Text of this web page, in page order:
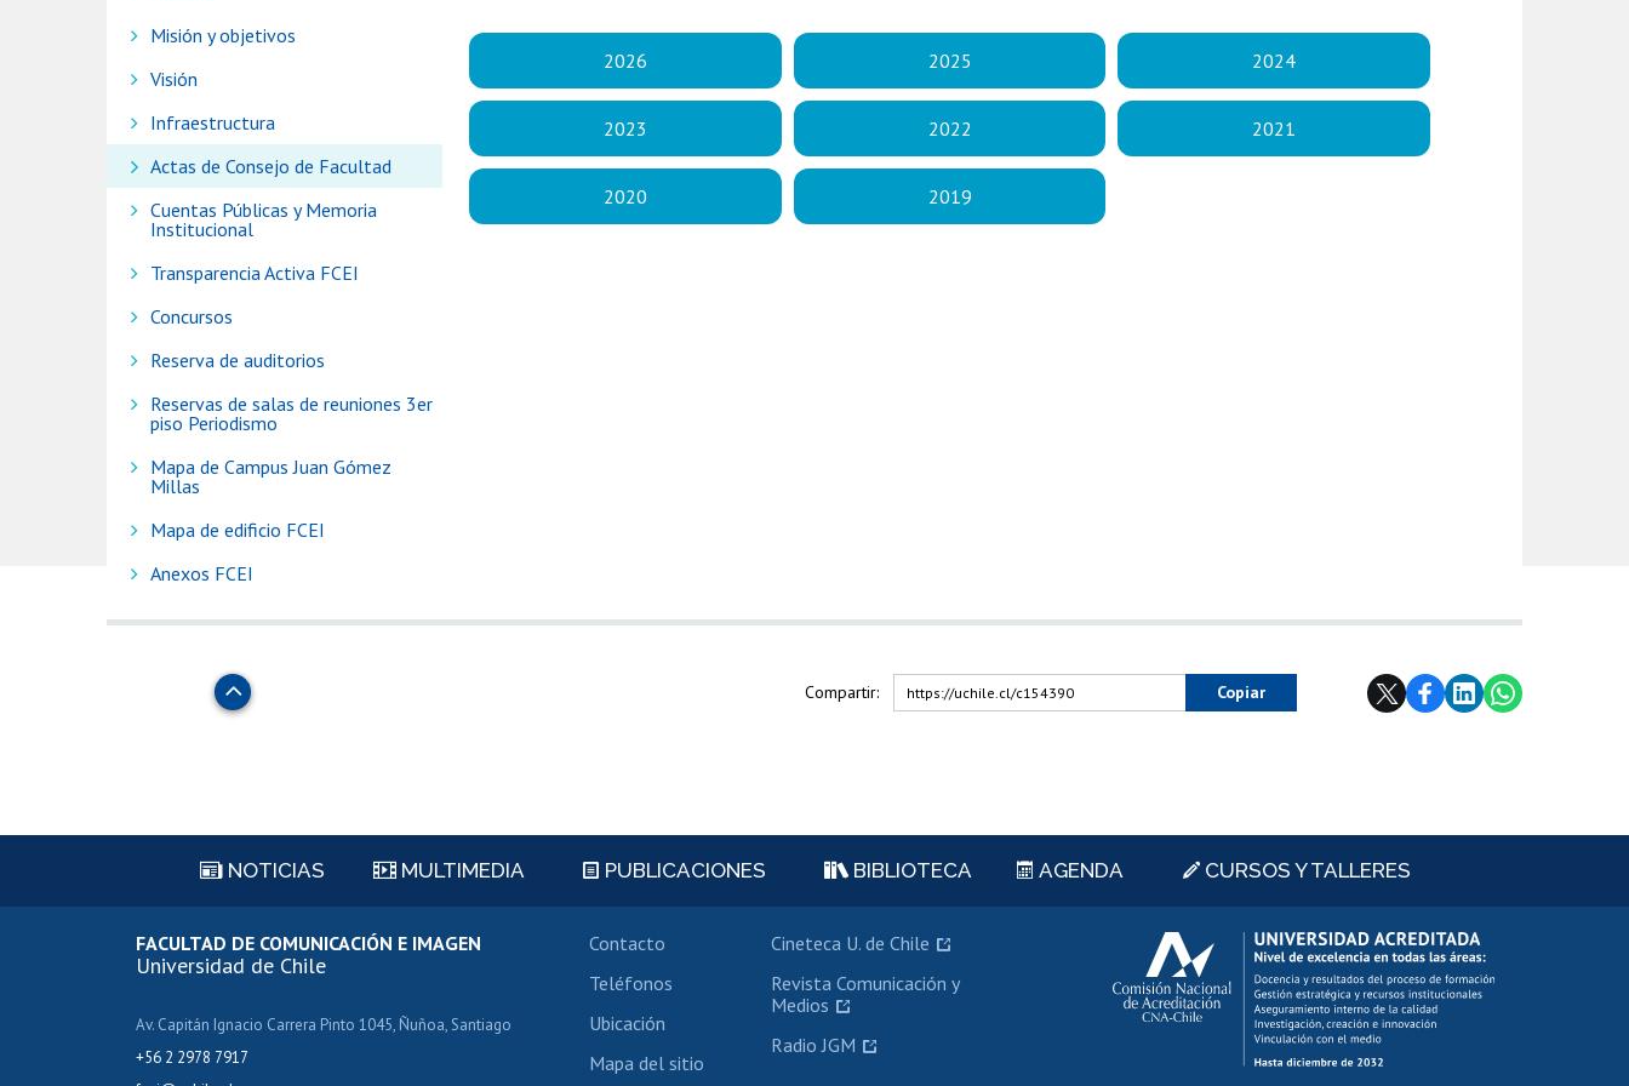
Misión y objetivos
Visión
Infraestructura
Actas de Consejo de Facultad
Cuentas Públicas y Memoria
Institucional
Transparencia Activa FCEI
Concursos
Reserva de auditorios
Reservas de salas de reuniones 3er
piso Periodismo
Mapa de Campus Juan Gómez
Millas
Mapa de edificio FCEI
Anexos FCEI
2026 2025 2024
2023 2022 2021
2020 2019
Subir Compartir: https://uchile.cl/c154390 Copiar
NOTICIAS MULTIMEDIA PUBLICACIONES BIBLIOTECA AGENDA CURSOS Y TALLERES
FACULTAD DE COMUNICACIÓN E IMAGEN
Universidad de Chile
Av. Capitán Ignacio Carrera Pinto 1045, Ñuñoa, Santiago
+56 2 2978 7917
Contacto
Teléfonos
Ubicación
Mapa del sitio
Cineteca U. de Chile
Revista Comunicación y
Medios
Radio JGM